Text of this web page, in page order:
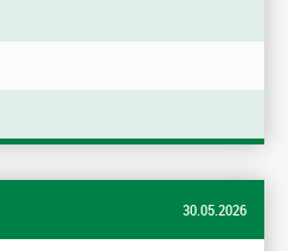
30.05.2026